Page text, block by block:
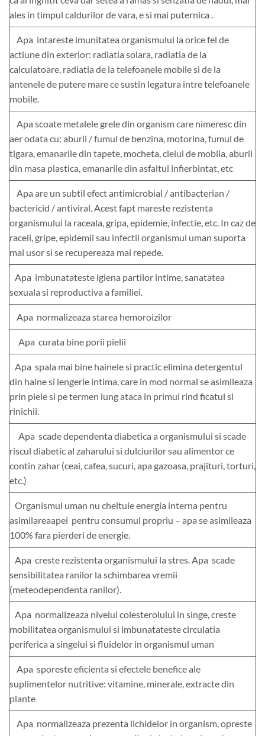
ales in timpul caldurilor de vara, e si mai puternica .
Apa intareste imunitatea organismului la orice fel de
actiune din exterior: radiatia solara, radiatia de la
calculatoare, radiatia de la telefoanele mobile si de la
antenele de putere mare ce sustin legatura intre telefoanele
mobile.
Apa scoate metalele grele din organism care nimeresc din
aer odata cu: aburii / fumul de benzina, motorina, fumul de
tigara, emanarile din tapete, mocheta, cleiul de mobila, aburii
din masa plastica, emanarile din asfaltul infierbintat, etc
Apa are un subtil efect antimicrobial / antibacterian /
bactericid / antiviral. Acest fapt mareste rezistenta
organismului la raceala, gripa, epidemie, infectie, etc. In caz de
raceli, gripe, epidemii sau infectii organismul uman suporta
mai usor si se recupereaza mai repede.
Apa imbunatateste igiena partilor intime, sanatatea
sexuala si reproductiva a familiei.
Apa normalizeaza starea hemoroizilor
Apa curata bine porii pielii
Apa spala mai bine hainele si practic elimina detergentul
din haine si lengerie intima, care in mod normal se asimileaza
prin piele si pe termen lung ataca in primul rind ficatul si
rinichii.
Apa scade dependenta diabetica a organismului si scade
riscul diabetic al zaharului si dulciurilor sau alimentor ce
contin zahar (ceai, cafea, sucuri, apa gazoasa, prajituri, torturi,
etc.)
Organismul uman nu cheltuie energia interna pentru
asimilareaapei pentru consumul propriu – apa se asimileaza
100% fara pierderi de energie.
Apa creste rezistenta organismului la stres. Apa scade
sensibilitatea ranilor la schimbarea vremii
(meteodependenta ranilor).
Apa normalizeaza nivelul colesterolului in singe, creste
mobilitatea organismului si imbunatateste circulatia
periferica a singelui si fluidelor in organismul uman
Apa sporeste eficienta si efectele benefice ale
suplimentelor nutritive: vitamine, minerale, extracte din
plante
Apa normalizeaza prezenta lichidelor in organism, opreste